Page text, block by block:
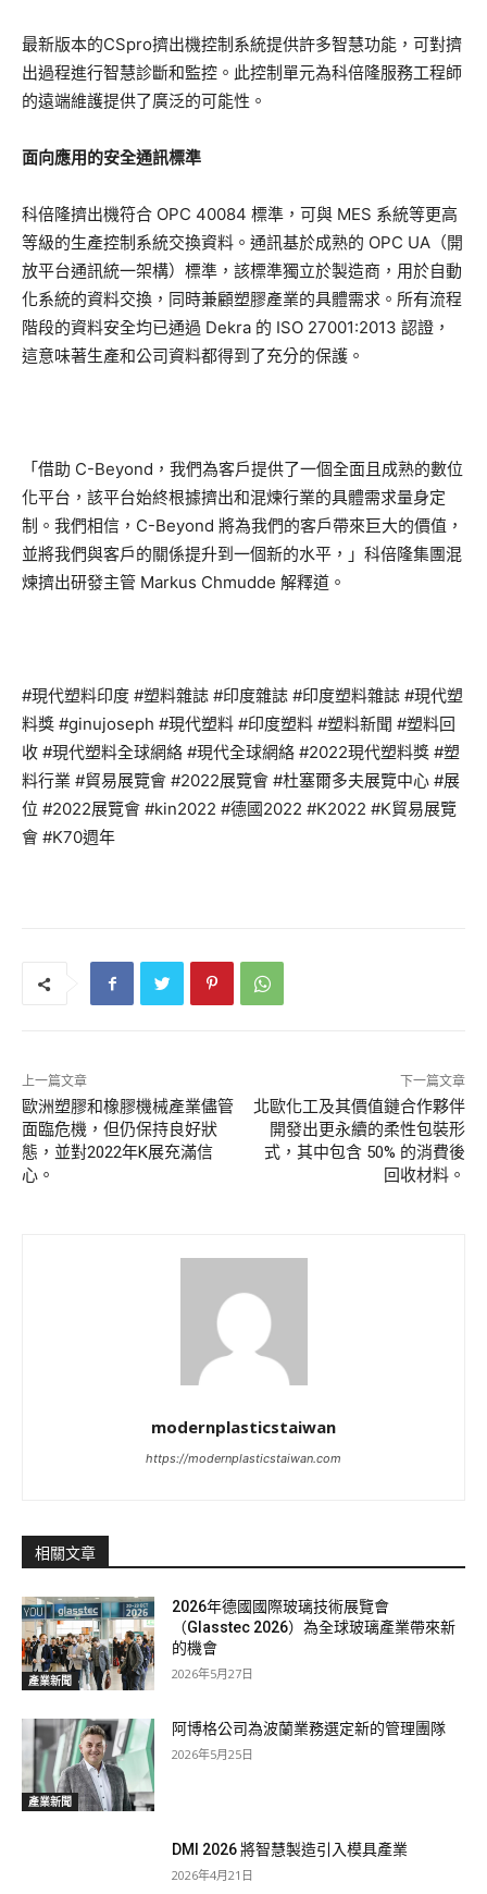
最新版本的CSpro擠出機控制系統提供許多智慧功能，可對擠
出過程進行智慧診斷和監控。此控制單元為科倍隆服務工程師
的遠端維護提供了廣泛的可能性。
面向應用的安全通訊標準
科倍隆擠出機符合 OPC 40084 標準，可與 MES 系統等更高
等級的生產控制系統交換資料。通訊基於成熟的 OPC UA（開
放平台通訊統一架構）標準，該標準獨立於製造商，用於自動
化系統的資料交換，同時兼顧塑膠產業的具體需求。所有流程
階段的資料安全均已通過 Dekra 的 ISO 27001:2013 認證，
這意味著生產和公司資料都得到了充分的保護。
「借助 C-Beyond，我們為客戶提供了一個全面且成熟的數位
化平台，該平台始終根據擠出和混煉行業的具體需求量身定
制。我們相信，C-Beyond 將為我們的客戶帶來巨大的價值，
並將我們與客戶的關係提升到一個新的水平，」科倍隆集團混
煉擠出研發主管 Markus Chmudde 解釋道。
#現代塑料印度 #塑料雜誌 #印度雜誌 #印度塑料雜誌 #現代塑
料獎 #ginujoseph #現代塑料 #印度塑料 #塑料新聞 #塑料回
收 #現代塑料全球網絡 #現代全球網絡 #2022現代塑料獎 #塑
料行業 #貿易展覽會 #2022展覽會 #杜塞爾多夫展覽中心 #展
位 #2022展覽會 #kin2022 #德國2022 #K2022 #K貿易展覽
會 #K70週年
上一篇文章
歐洲塑膠和橡膠機械產業儘管
面臨危機，但仍保持良好狀
態，並對2022年K展充滿信
心。
下一篇文章
北歐化工及其價值鏈合作夥伴
開發出更永續的柔性包裝形
式，其中包含 50% 的消費後
回收材料。
modernplasticstaiwan
https://modernplasticstaiwan.com
相關文章
產業新聞
2026年德國國際玻璃技術展覽會
（Glasstec 2026）為全球玻璃產業帶來新
的機會
2026年5月27日
產業新聞
阿博格公司為波蘭業務選定新的管理團隊
2026年5月25日
DMI 2026 將智慧製造引入模具產業
2026年4月21日